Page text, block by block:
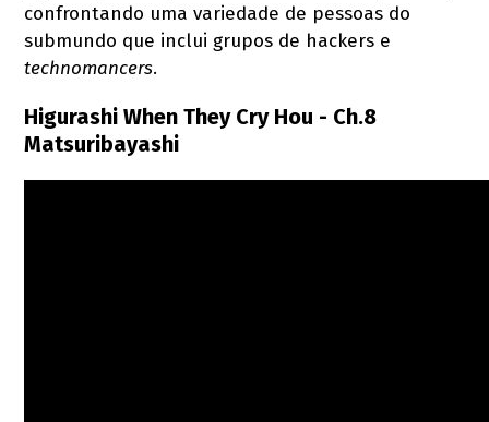
confrontando uma variedade de pessoas do
submundo que inclui grupos de hackers e
technomancers.
Higurashi When They Cry Hou - Ch.8
Matsuribayashi